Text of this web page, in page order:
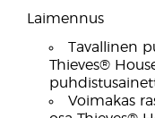
Laimennus
Tavallinen
Thieves®
Voimakas